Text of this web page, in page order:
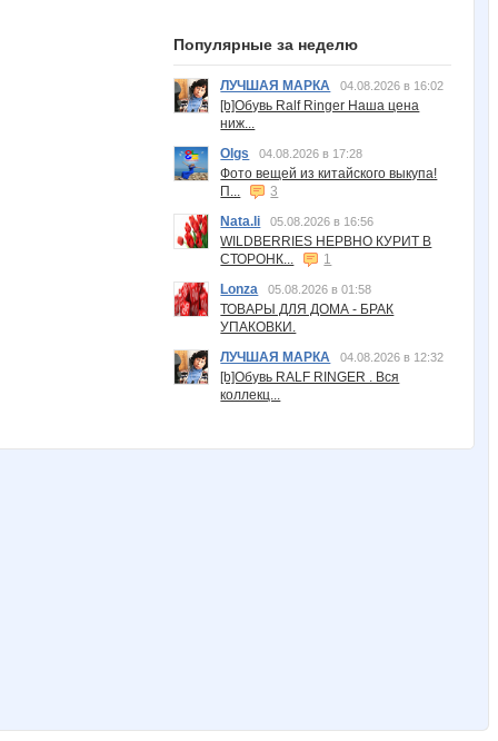
Популярные за неделю
ЛУЧШАЯ МАРКА 04.08.2026 в 16:02
[b]Обувь Ralf Ringer Наша цена
ниж...
Olgs
04.08.2026 в 17:28
Фото вещей из китайского выкупа!
П...
3
Nata.li
05.08.2026 в 16:56
WILDBERRIES НЕРВНО КУРИТ В
СТОРОНК...
1
Lonza
05.08.2026 в 01:58
ТОВАРЫ ДЛЯ ДОМА - БРАК
УПАКОВКИ.
ЛУЧШАЯ МАРКА
04.08.2026 в 12:32
[b]Обувь RALF RINGER . Вся
коллекц...